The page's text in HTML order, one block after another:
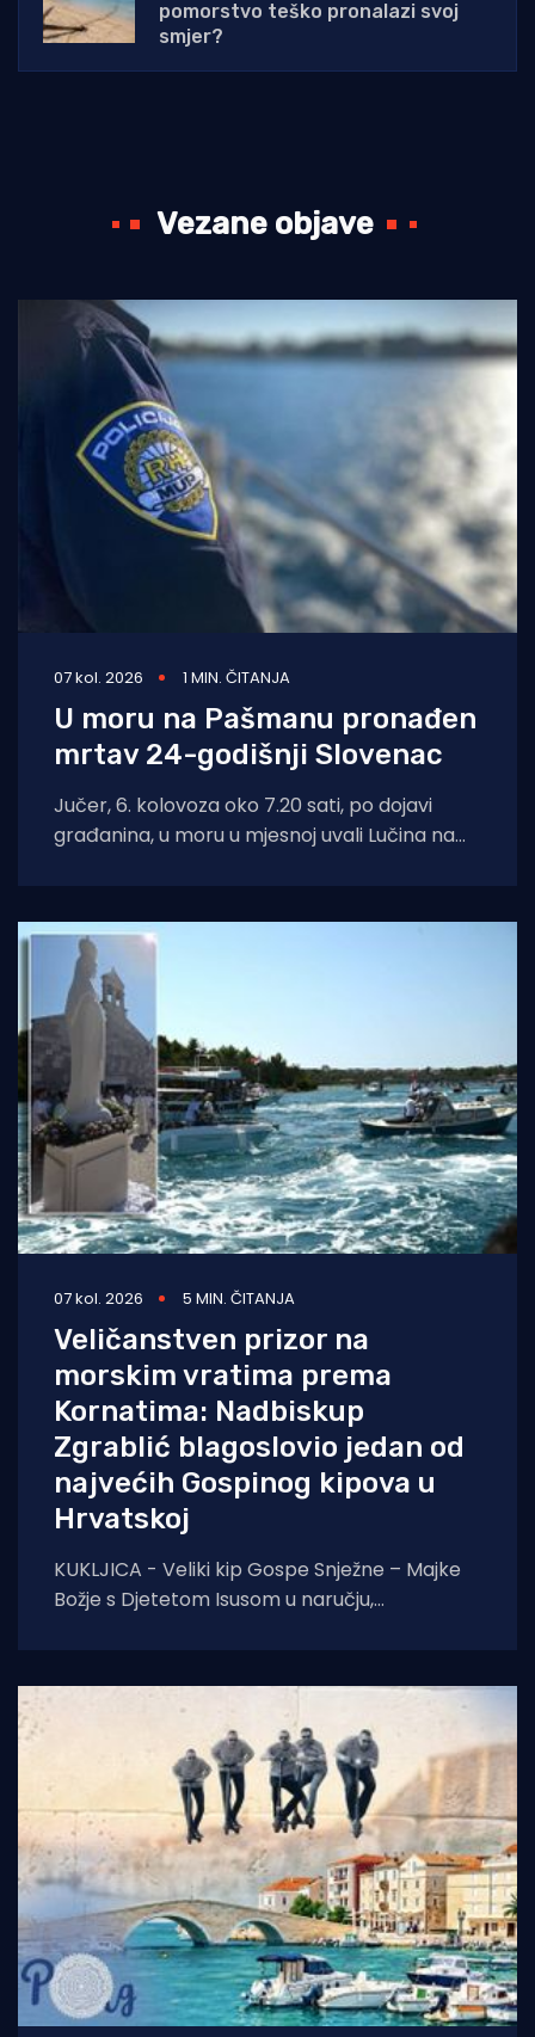
pomorstvo teško pronalazi svoj
smjer?
Vezane objave
07 kol. 2026 1 MIN. ČITANJA
U moru na Pašmanu pronađen
mrtav 24-godišnji Slovenac
Jučer, 6. kolovoza oko 7.20 sati, po dojavi
građanina, u moru u mjesnoj uvali Lučina na
07 kol. 2026 5 MIN. ČITANJA
Veličanstven prizor na
morskim vratima prema
Kornatima: Nadbiskup
Zgrablić blagoslovio jedan od
najvećih Gospinog kipova u
Hrvatskoj
KUKLJICA - Veliki kip Gospe Snježne – Majke
Božje s Djetetom Isusom u naručju,